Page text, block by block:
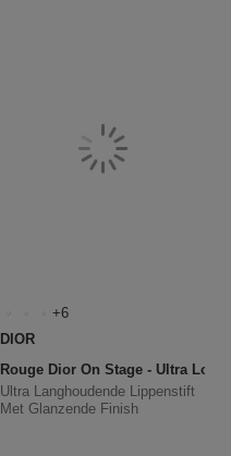
6
DIOR
Rouge Dior On Stage - Ultra
Ultra Langhoudende Lippenstift
Met Glanzende Finish